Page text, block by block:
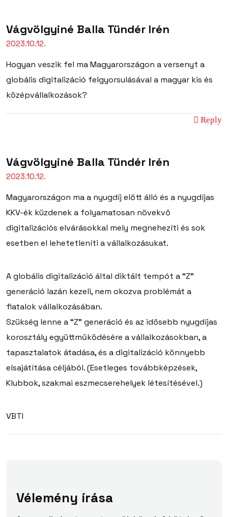
Vágvölgyiné Balla Tündér Irén
2023.10.12.
Hogyan veszik fel ma Magyarországon a versenyt a
globális digitalizáció felgyorsulásával a magyar kis és
középvállalkozások?
Vágvölgyiné Balla Tündér Irén
2023.10.12.
Magyarországon ma a nyugdíj előtt álló és a nyugdíjas
KKV-ék küzdenek a folyamatosan növekvő
digitalizációs elvárásokkal mely megnehezíti és sok
esetben el lehetetleníti a vállalkozásukat.
A globális digitalizáció által diktált tempót a “Z”
generáció lazán kezeli, nem okozva problémát a
fiatalok vállalkozásában.
Szükség lenne a “Z” generáció és az idősebb nyugdíjas
korosztály együttműködésére a vállalkozásokban, a
tapasztalatok átadása, és a digitalizáció könnyebb
elsajátítása céljából. (Esetleges továbbképzések,
Klubbok, szakmai eszmecserehelyek létesítésével.)
VBTI
Reply
Vélemény írása